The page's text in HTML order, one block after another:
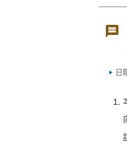
日